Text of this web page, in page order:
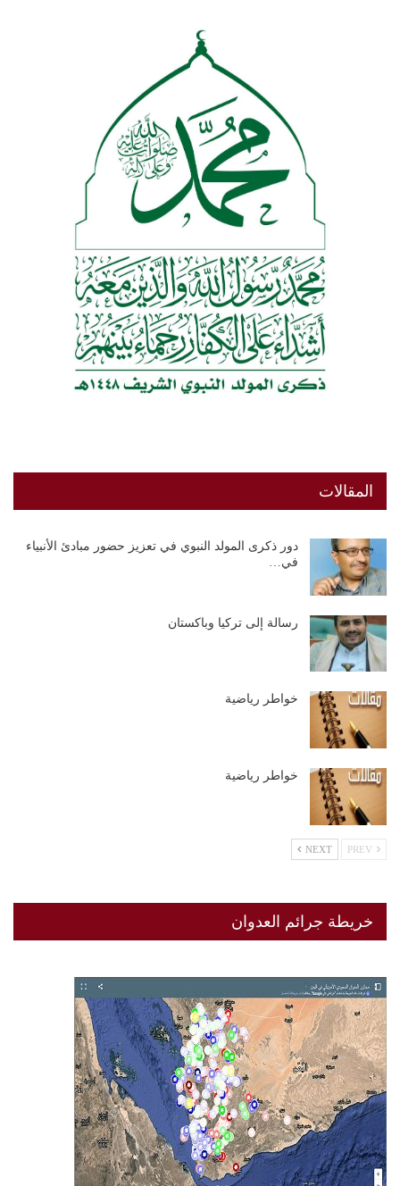
المقالات
دور ذكرى المولد النبوي في تعزيز حضور مبادئ الأنبياء
في…
رسالة إلى تركيا وباكستان
خواطر رياضية
خواطر رياضية
NEXT
خريطة جرائم العدوان